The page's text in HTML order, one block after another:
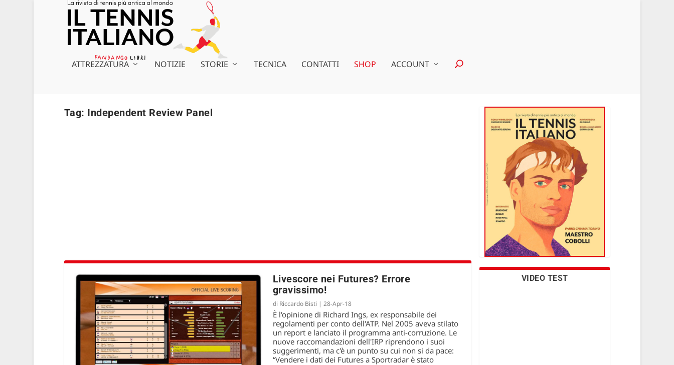
ATTREZZATURA NOTIZIE STORIE TECNICA CONTATTI SHOP ACCOUNT
Tag: Independent Review Panel
Livescore nei Futures? Errore
gravissimo!
di Riccardo Bisti | 28-Apr-18
È l'opinione di Richard Ings, ex responsabile dei
regolamenti per conto dell'ATP. Nel 2005 aveva stilato
un report e lanciato il programma anti-corruzione. Le
nuove raccomandazioni dell'IRP riprendono i suoi
suggerimenti, ma c'è un punto su cui non si da pace:
“Vendere i dati dei Futures a Sportradar è stato
VIDEO TEST